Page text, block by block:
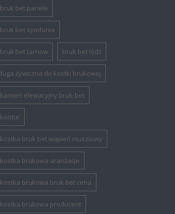
bruk bet panele
bruk bet symfonia
bruk bet tarnow bruk bet łódź
fuga żywiczna do kostki brukowej
kamień elewacyjny bruk-bet
kontur
kostka bruk bet wapień muszlowy
kostka brukowa aranżacje
kostka brukowa bruk bet cena
kostka brukowa producent